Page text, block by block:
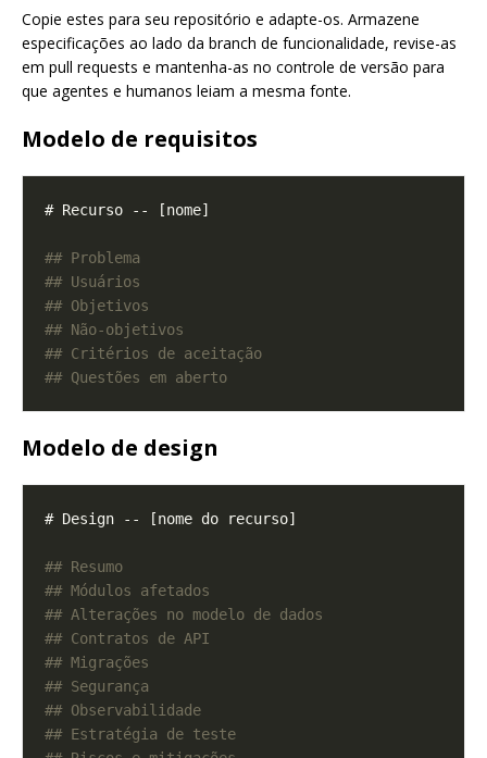
Copie estes para seu repositório e adapte-os. Armazene
especificações ao lado da branch de funcionalidade, revise-as
em pull requests e mantenha-as no controle de versão para
que agentes e humanos leiam a mesma fonte.
Modelo de requisitos
Modelo de design